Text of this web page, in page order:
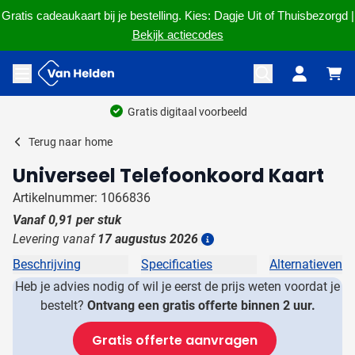
Gratis cadeaukaart bij je bestelling. Kies: Dagje Uit of Thuisbezorgd |
Bekijk actiecodes
Ga naar de inhoud
Menu openen
Gratis digitaal voorbeeld
Terug naar home
Universeel Telefoonkoord Kaart
Artikelnummer: 1066836
Vanaf0,91 per stuk
Levering vanaf 17 augustus 2026
Beschrijving Specificaties
Alternatieven
Heb je advies nodig of wil je eerst de prijs weten voordat je
bestelt? Ontvang een gratis offerte binnen 2 uur.
Gratis offerte aanvragen